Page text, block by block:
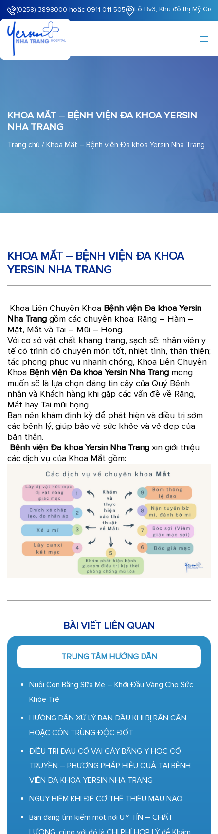
(0258) 3898000 hoặc 0911 011 505 Lô Bv3, Khu đô thị Mỹ
KHOA MẮT – BỆNH VIỆN ĐA KHOA YERSIN
NHA TRANG
Trang chủ / Khoa Mắt – Bệnh viện Đa khoa Yersin Nha Trang
KHOA MẮT – BỆNH VIỆN ĐA KHOA
YERSIN NHA TRANG
Khoa Liên Chuyên Khoa Bệnh viện Đa khoa Yersin
Nha Trang gồm các chuyên khoa: Răng – Hàm –
Mặt, Mắt và Tai – Mũi – Họng.
Với cơ sở vật chất khang trang, sạch sẽ; nhân viên y
tế có trình độ chuyên môn tốt, nhiệt tình, thân thiện;
tác phong phục vụ nhanh chóng, Khoa Liên Chuyên
Khoa Bệnh viện Đa khoa Yersin Nha Trang mong
muốn sẽ là lựa chọn đáng tin cậy của Quý Bệnh
nhân và Khách hàng khi gặp các vấn đề về Răng,
Mắt hay Tai mũi họng.
Bạn nên khám định kỳ để phát hiện và điều trị sớm
các bệnh lý, giúp bảo vệ sức khỏe và vẻ đẹp của
bản thân.
Bệnh viện Đa khoa Yersin Nha Trang xin giới thiệu
các dịch vụ của Khoa Mắt gồm:
BÀI VIẾT LIÊN QUAN
TRUNG TÂM HƯỚNG DẪN
Nuôi Con Bằng Sữa Mẹ – Khởi Đầu Vàng Cho Sức
Khỏe Trẻ
HƯỚNG DẪN XỬ LÝ BAN ĐẦU KHI BỊ RẮN CẮN
HOẶC CÔN TRÙNG ĐỘC ĐỐT
ĐIỀU TRỊ ĐAU CỔ VAI GÁY BẰNG Y HỌC CỔ
TRUYỀN – PHƯƠNG PHÁP HIỆU QUẢ TẠI BỆNH
VIỆN ĐA KHOA YERSIN NHA TRANG
NGUY HIỂM KHI ĐỂ CƠ THỂ THIẾU MÁU NÃO
Bạn đang tìm kiếm một nơi UY TÍN – CHẤT